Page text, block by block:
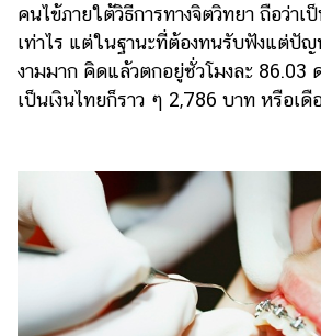
คนไข้ภายใต้วิธีการทางจิตวิทยา ถือว่าเ
เท่าไร แต่ในฐานะที่ต้องทนรับฟังแต่ปัญ
งามมาก คิดแล้วตกอยู่ชั่วโมงละ 86.03
เป็นเงินไทยก็ราว ๆ 2,786 บาท หรือเ